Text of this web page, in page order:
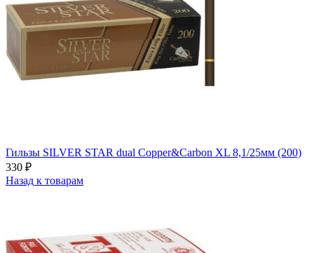
Гильзы SILVER STAR dual Copper&Carbon XL 8,1/25мм (200)
330 ₽
Назад к товарам